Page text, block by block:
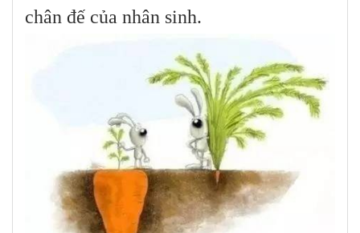
chân đế của nhân sinh.